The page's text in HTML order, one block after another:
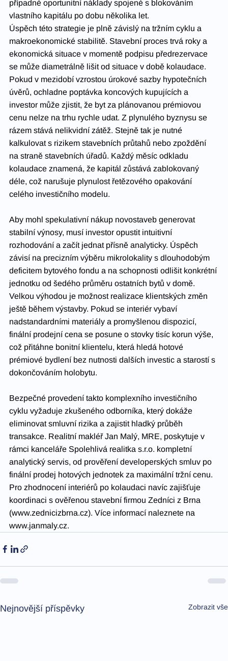
případné oportunitní náklady spojené s blokováním
vlastního kapitálu po dobu několika let.
Úspěch této strategie je plně závislý na tržním cyklu a
makroekonomické stabilitě. Stavební proces trvá roky a
ekonomická situace v momentě podpisu předrezervace
se může diametrálně lišit od situace v době kolaudace.
Pokud v mezidobí vzrostou úrokové sazby hypotečních
úvěrů, ochladne poptávka koncových kupujících a
investor může zjistit, že byt za plánovanou prémiovou
cenu nelze na trhu rychle udat. Z plynulého byznysu se
rázem stává nelikvidní zátěž. Stejně tak je nutné
kalkulovat s rizikem stavebních průtahů nebo zpoždění
na straně stavebních úřadů. Každý měsíc odkladu
kolaudace znamená, že kapitál zůstává zablokovaný
déle, což narušuje plynulost řetězového opakování
celého investičního modelu.
Aby mohl spekulativní nákup novostaveb generovat
stabilní výnosy, musí investor opustit intuitivní
rozhodování a začít jednat přísně analyticky. Úspěch
závisí na precizním výběru mikrolokality s dlouhodobým
deficitem bytového fondu a na schopnosti odlišit konkrétní
jednotku od šedého průměru ostatních bytů v domě.
Velkou výhodou je možnost realizace klientských změn
ještě během výstavby. Pokud se interiér vybaví
nadstandardními materiály a promyšlenou dispozicí,
finální prodejní cena se posune o stovky tisíc korun výše,
což přitáhne bonitní klientelu, která hledá hotové
prémiové bydlení bez nutnosti dalších investic a starostí s
dokončováním holobytu.
Bezpečné provedení takto komplexního investičního
cyklu vyžaduje zkušeného odborníka, který dokáže
eliminovat smluvní rizika a zajistit hladký průběh
transakce. Realitní makléř Jan Malý, MRE, poskytuje v
rámci kanceláře Spolehlivá realitka s.r.o. kompletní
analytický servis, od prověření developerských smluv po
finální prodej hotových jednotek za maximální tržní cenu.
Pro zhodnocení interiérů po kolaudaci navíc zajišťuje
koordinaci s ověřenou stavební firmou Zedníci z Brna
(www.zednicizbrna.cz). Více informací naleznete na
www.janmaly.cz.
Nejnovější příspěvky Zobrazit vše